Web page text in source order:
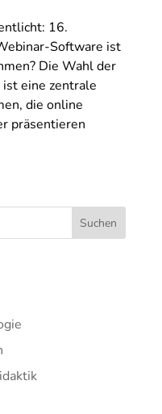
16.
Software ist
Die Wahl der
eine zentrale
die online
präsentieren
Suchen